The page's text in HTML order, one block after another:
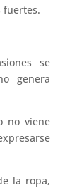
fuertes.
se
genera
no viene
la ropa,